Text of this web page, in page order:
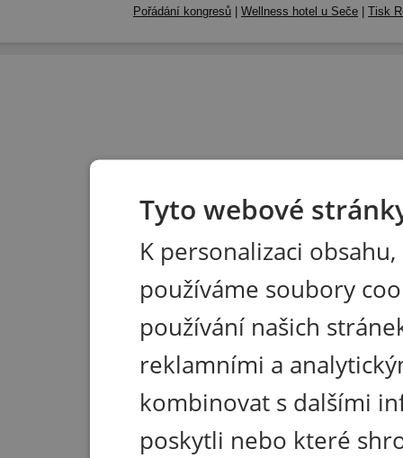
Pořádání kongresů | Wellness hotel u Seče | Tisk
Tyto webové
K personalizaci
používáme soubory
používání našich
reklamními a
kombinovat s dalšími
poskytli nebo které